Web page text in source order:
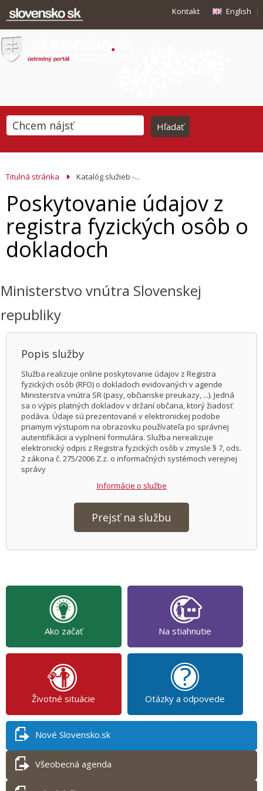
Kontakt English
Titulná stránka Katalóg služieb -...
Poskytovanie údajov z
registra fyzických osôb o
dokladoch
Ministerstvo vnútra Slovenskej
republiky
Popis služby
Služba realizuje online poskytovanie údajov z Registra
fyzických osôb (RFO) o dokladoch evidovaných v agende
Ministerstva vnútra SR (pasy, občianske preukazy, ...). Jedná
sa o výpis platných dokladov v držaní občana, ktorý žiadosť
podáva. Údaje sú prezentované v elektronickej podobe
priamym výstupom na obrazovku používateľa po správnej
autentifikácii a vyplnení formulára. Služba nerealizuje
elektronický odpis z Registra fyzických osôb v zmysle § 7, ods.
2 zákona č. 275/2006 Z.z. o informačných systémoch verejnej
správy
Informácie o službe
Prejsť na službu
Ako začať Na stiahnutie
Životné situácie Otázky a odpovede
Nové Slovensko.sk
Všeobecná agenda